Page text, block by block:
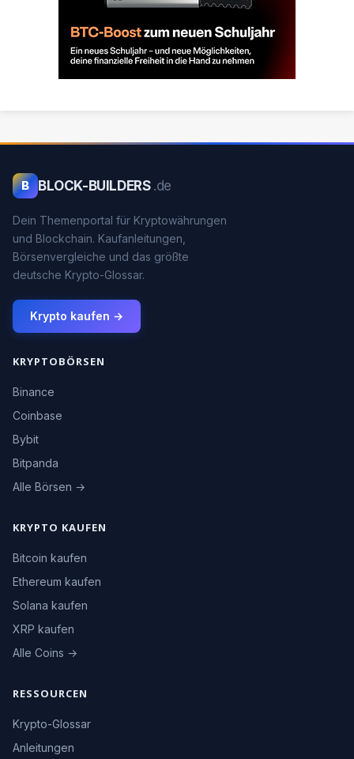
B BLOCK-BUILDERS .de
Dein Themenportal für Kryptowährungen
und Blockchain. Kaufanleitungen,
Börsenvergleiche und das größte
deutsche Krypto-Glossar.
Krypto kaufen →
KRYPTOBÖRSEN
Binance
Coinbase
Bybit
Bitpanda
Alle Börsen →
KRYPTO KAUFEN
Bitcoin kaufen
Ethereum kaufen
Solana kaufen
XRP kaufen
Alle Coins →
RESSOURCEN
Krypto-Glossar
Anleitungen